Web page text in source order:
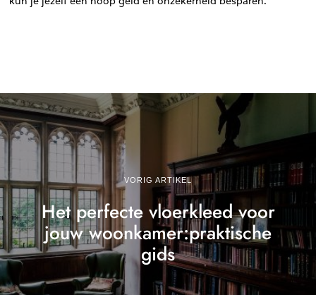
VORIG ARTIKEL
Het perfecte vloerkleed voor
jouw woonkamer:praktische
gids